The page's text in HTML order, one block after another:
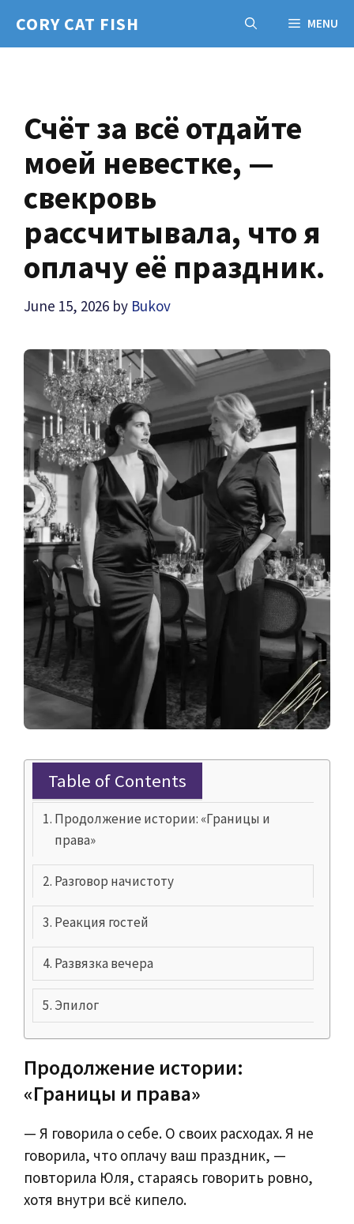
CORY CAT FISH MENU
Счёт за всё отдайте
моей невестке, —
свекровь
рассчитывала, что я
оплачу её праздник.
June 15, 2026 by Bukov
Table of Contents
Продолжение истории: «Границы и
права»
Разговор начистоту
Реакция гостей
Развязка вечера
Эпилог
Продолжение истории:
«Границы и права»
— Я говорила о себе. О своих расходах. Я не
говорила, что оплачу ваш праздник, —
повторила Юля, стараясь говорить ровно,
хотя внутри всё кипело.